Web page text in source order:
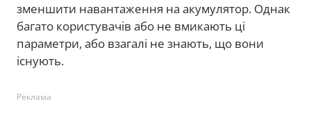
зменшити навантаження на акумулятор. Однак
багато користувачів або не вмикають ці
параметри, або взагалі не знають, що вони
існують.
Реклама